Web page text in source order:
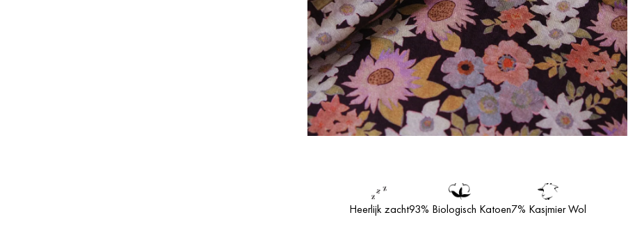
Heerlijk zacht93% Biologisch Katoen7% Kasjmier Wol